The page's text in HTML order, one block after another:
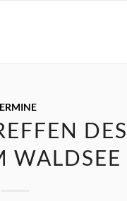
WALDSEE